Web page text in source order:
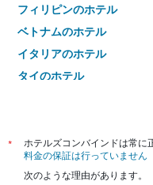
フィリピンのホテル
ベトナムのホテル
イタリアのホテル
タイのホテル
*
ホテルズコンバインドは常に
料金の保証は行っていません
次のような理由があります。